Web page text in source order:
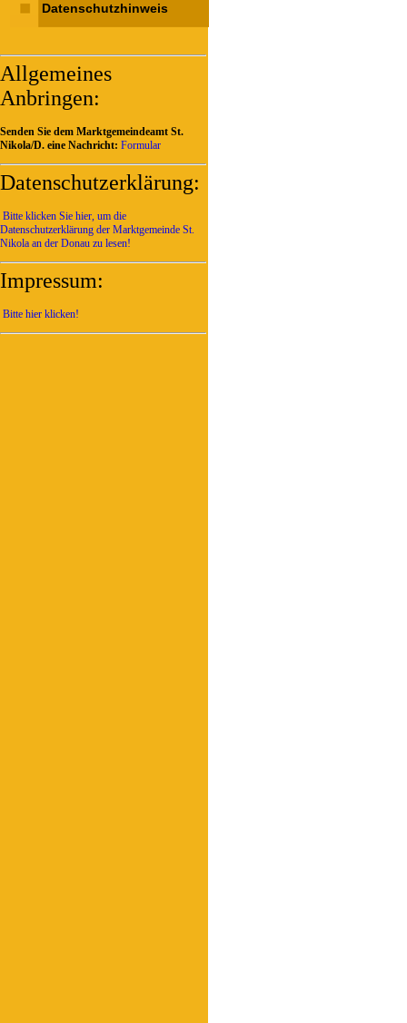
Datenschutzhinweis
Allgemeines
Anbringen:
Senden Sie dem Marktgemeindeamt St.
Nikola/D. eine Nachricht: Formular
Datenschutzerklärung:
Bitte klicken Sie hier, um die
Datenschutzerklärung der Marktgemeinde St.
Nikola an der Donau zu lesen!
Impressum:
Bitte hier klicken!